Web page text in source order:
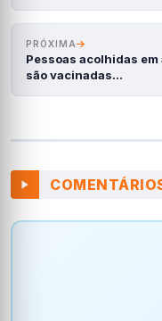
PRÓXIMA
Pessoas acolhidas
são vacinadas…